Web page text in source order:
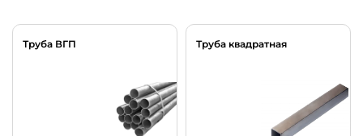
Труба ВГП Труба квадратная